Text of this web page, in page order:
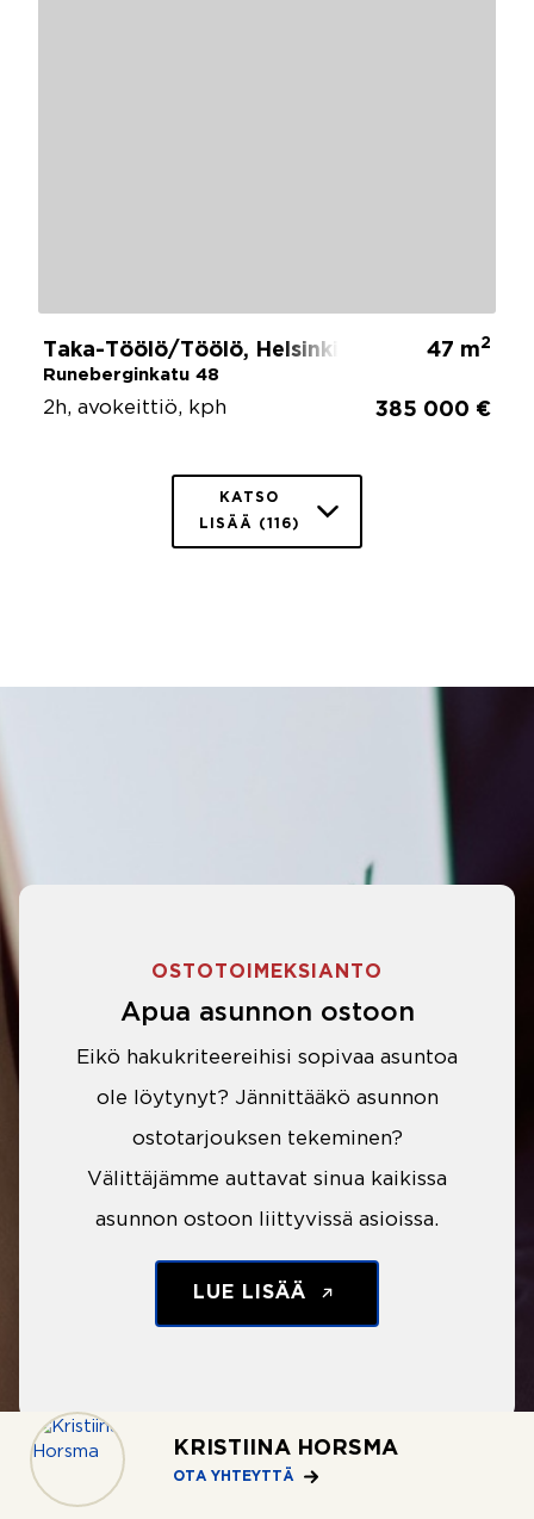
KRISTIINA HORSMA
OTA YHTEYTTÄ
Taka-Töölö/Töölö, Helsinki
Runeberginkatu 48
47 m2
2h, avokeittiö, kph 385 000 €
KATSO
LISÄÄ (116)
OSTOTOIMEKSIANTO
Apua asunnon ostoon
Eikö hakukriteereihisi sopivaa asuntoa
ole löytynyt? Jännittääkö asunnon
ostotarjouksen tekeminen?
Välittäjämme auttavat sinua kaikissa
asunnon ostoon liittyvissä asioissa.
LUE LISÄÄ